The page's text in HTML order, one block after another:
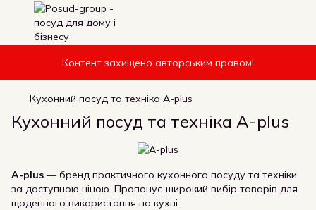
Контент захищено авторським правом!
Кухонний посуд та техніка A-plus
Кухонний посуд та техніка A-plus
A-plus — бренд практичного кухонного посуду та техніки
за доступною ціною. Пропонує широкий вибір товарів для
щоденного використання на кухні